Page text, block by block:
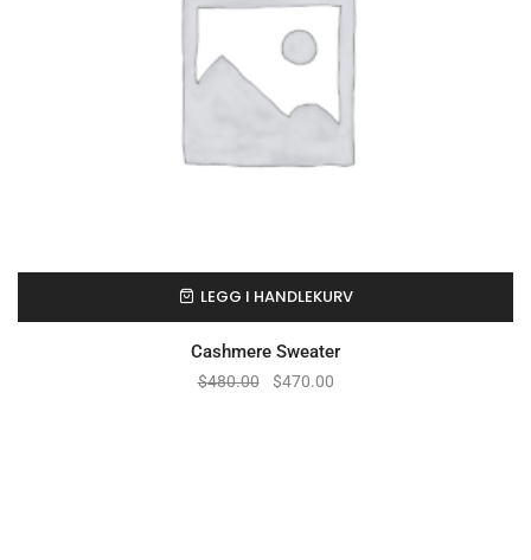
LEGG I HANDLEKURV
Cashmere Sweater
$480.00 $470.00